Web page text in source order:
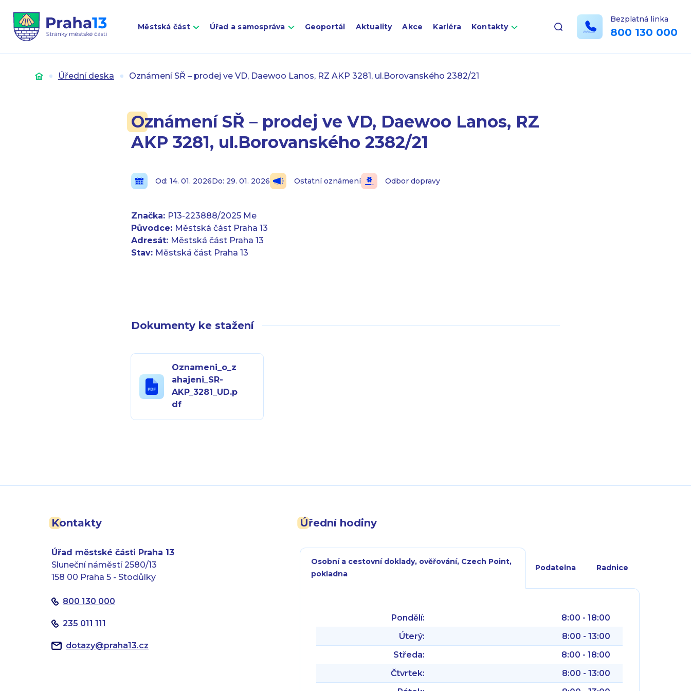
Městská část Úřad a samospráva Geoportál Aktuality Akce Kariéra Kontakty
Bezplatná linka
800 130 000
Úvod Úřední deska Oznámení SŘ – prodej ve VD, Daewoo Lanos, RZ AKP 3281, ul.Borovanského 2382/21
Oznámení SŘ – prodej ve VD, Daewoo Lanos, RZ
AKP 3281, ul.Borovanského 2382/21
Od: 14. 01. 2026Do: 29. 01. 2026 Ostatní oznámení Odbor dopravy
Značka: P13-223888/2025 Me
Původce: Městská část Praha 13
Adresát: Městská část Praha 13
Stav: Městská část Praha 13
Dokumenty ke stažení
Oznameni_o_z
ahajeni_SR-
AKP_3281_UD.p
df
Kontakty
Úřad městské části Praha 13
Sluneční náměstí 2580/13
158 00 Praha 5 - Stodůlky
800 130 000
235 011 111
dotazy@praha13.cz
Úřední hodiny
Osobní a cestovní doklady, ověřování, Czech Point,
pokladna
Podatelna Radnice
Pondělí:
8:00 - 18:00
Úterý:
8:00 - 13:00
Středa:
8:00 - 18:00
Čtvrtek:
8:00 - 13:00